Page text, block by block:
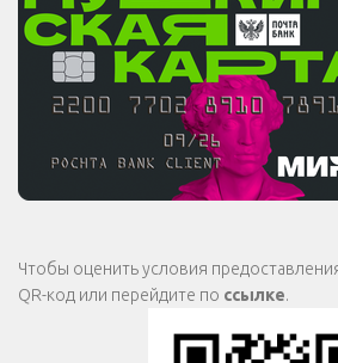
Чтобы оценить условия
QR-код или перейдите по ссылке.